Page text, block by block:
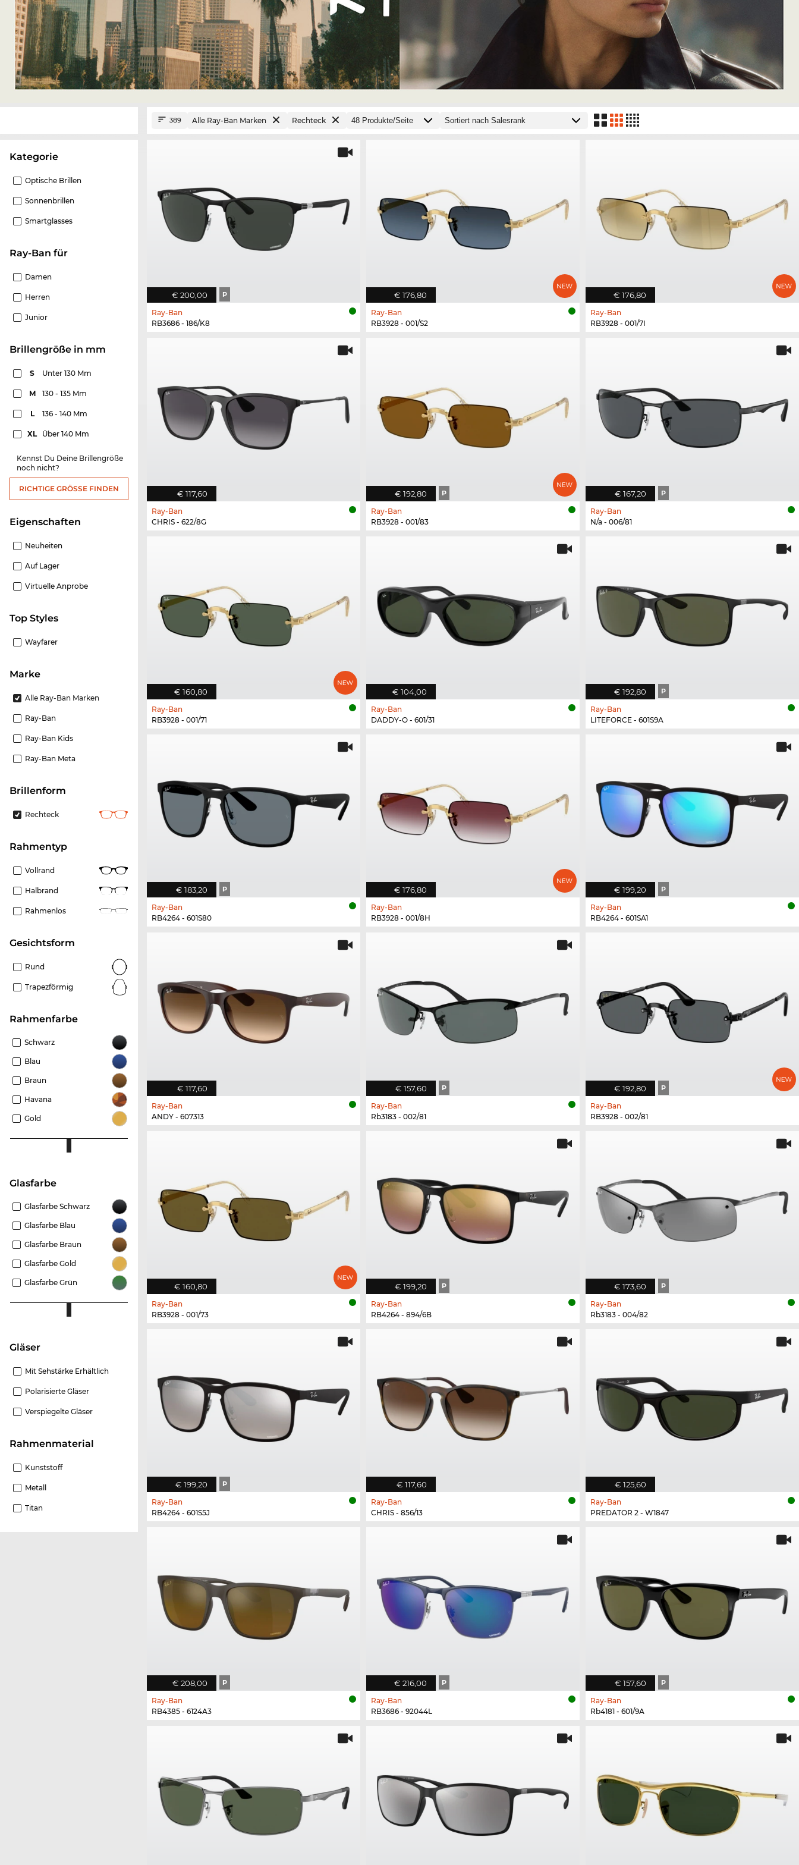
Kategorie
Optische Brillen
Sonnenbrillen
Smartglasses
Ray-Ban für
Damen
Herren
Junior
Brillengröße in mm
S Unter 130 Mm
M 130 - 135 Mm
L 136 - 140 Mm
XL Über 140 Mm
Kennst Du Deine Brillengröße
noch nicht?
RICHTIGE GRÖSSE FINDEN
Eigenschaften
Neuheiten
Auf Lager
Virtuelle Anprobe
Top Styles
Wayfarer
Marke
Alle Ray-Ban Marken
Ray-Ban
Ray-Ban Kids
Ray-Ban Meta
Brillenform
Rechteck
Rahmentyp
Vollrand
Halbrand
Rahmenlos
Gesichtsform
Rund
Trapezförmig
Rahmenfarbe
Schwarz
Blau
Braun
Havana
Gold
Glasfarbe
Glasfarbe Schwarz
Glasfarbe Blau
Glasfarbe Braun
Glasfarbe Gold
Glasfarbe Grün
Gläser
Mit Sehstärke Erhältlich
Polarisierte Gläser
Verspiegelte Gläser
Rahmenmaterial
Kunststoff
Metall
Titan
389 Alle Ray-Ban Marken Rechteck
€ 200,00 P
Ray-Ban
RB3686 - 186/K8
€ 176,80
Ray-Ban
RB3928 - 001/S2
€ 176,80
Ray-Ban
RB3928 - 001/7I
€ 117,60
Ray-Ban
CHRIS - 622/8G
€ 192,80 P
Ray-Ban
RB3928 - 001/83
€ 167,20 P
Ray-Ban
N/a - 006/81
€ 160,80
Ray-Ban
RB3928 - 001/71
€ 104,00
Ray-Ban
DADDY-O - 601/31
€ 192,80 P
Ray-Ban
LITEFORCE - 601S9A
€ 183,20 P
Ray-Ban
RB4264 - 601S80
€ 176,80
Ray-Ban
RB3928 - 001/8H
€ 199,20 P
Ray-Ban
RB4264 - 601SA1
€ 117,60
Ray-Ban
ANDY - 607313
€ 157,60 P
Ray-Ban
Rb3183 - 002/81
€ 192,80 P
Ray-Ban
RB3928 - 002/81
€ 160,80
Ray-Ban
RB3928 - 001/73
€ 199,20 P
Ray-Ban
RB4264 - 894/6B
€ 173,60 P
Ray-Ban
Rb3183 - 004/82
€ 199,20 P
Ray-Ban
RB4264 - 601S5J
€ 117,60
Ray-Ban
CHRIS - 856/13
€ 125,60
Ray-Ban
PREDATOR 2 - W1847
€ 208,00 P
Ray-Ban
RB4385 - 6124A3
€ 216,00 P
Ray-Ban
RB3686 - 92044L
€ 157,60 P
Ray-Ban
Rb4181 - 601/9A